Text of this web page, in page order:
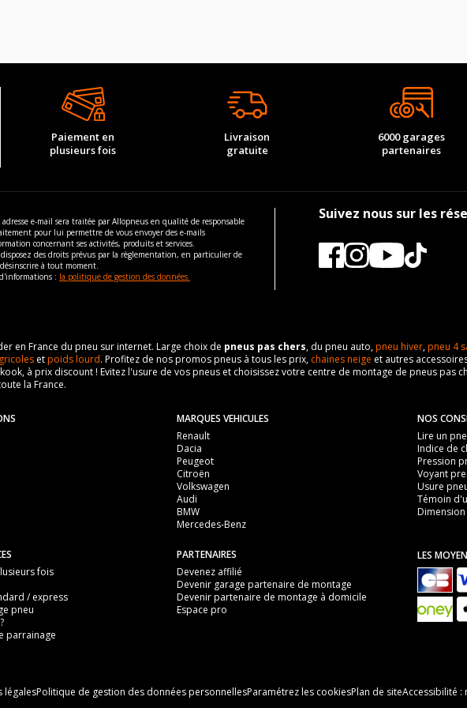
-
-
10-2022 EV TRACTION INTÉGRALE (612CV)
ELETRE
EV Traction intégrale
Électrique
2022-10-01
TZ230XS225
150745
450
Traction intégrale
(612CV)
M14x1.5
Pression AV Pression AR AV chargé
-
10-2022 EV TRACTION INTÉGRALE (918CV)
LOTUS
EV Traction intégrale
2022-10-01
Électrique
2022-10-01
TZ230XS225,TZ264XY000
150746
675
Traction intégrale
(918CV)
19
Paiement en
plusieurs fois
Livraison
gratuite
6000 garages
partenaires
adresse e-mail sera traitée par Allopneus en qualité de responsable
pour lui permettre de vous envoyer des e-mails
concernant ses activités, produits et services.
disposez des droits prévus par la règlementation, en particulier de
à tout moment.
: la politique de gestion des données.
Suivez nous sur les
en France du pneu sur internet. Large choix de pneus pas chers, du pneu auto,pneu hiver,pneu 4
etpoids lourd. Profitez de nos promos pneus à tous les prix, chaines neige et autres
à prix discount ! Evitez l'usure de vos pneus et choisissez votre centre de montage de pneus pas
la France.
MARQUES VEHICULES
Renault
Dacia
Peugeot
Citroën
Volkswagen
Audi
BMW
Mercedes-Benz
NOS
Lire un
Indice de
Pression
Voyant
Usure
Témoin
fois
/ express
pneu
parrainage
PARTENAIRES
Devenez affilié
Devenir garage partenaire de montage
Devenir partenaire de montage à domicile
Espace pro
LES
légalesPolitique de gestion des données personnellesParamétrez les cookiesPlan de siteAccessibilité :